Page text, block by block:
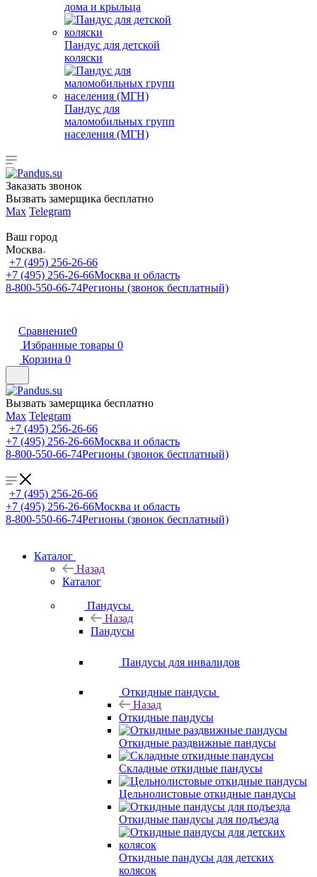
дома и крыльца
Пандус для детской
коляски
Пандус для
маломобильных групп
населения (МГН)
Заказать звонок
Вызвать замерщика бесплатно
Max Telegram
Ваш город
Москва
+7 (495) 256-26-66
+7 (495) 256-26-66Москва и область
8-800-550-66-74Регионы (звонок бесплатный)
Сравнение0
Избранные товары 0
Корзина 0
Вызвать замерщика бесплатно
Max Telegram
+7 (495) 256-26-66
+7 (495) 256-26-66Москва и область
8-800-550-66-74Регионы (звонок бесплатный)
+7 (495) 256-26-66
+7 (495) 256-26-66Москва и область
8-800-550-66-74Регионы (звонок бесплатный)
Каталог
Назад
Каталог
Пандусы
Назад
Пандусы
Пандусы для инвалидов
Откидные пандусы
Назад
Откидные пандусы
Откидные раздвижные пандусы
Складные откидные пандусы
Цельнолистовые откидные пандусы
Откидные пандусы для подъезда
Откидные пандусы для детских
колясок